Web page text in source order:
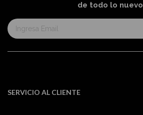
de todo lo nuevo
Suscríbase
al
informativo:
SERVICIO AL CLIENTE